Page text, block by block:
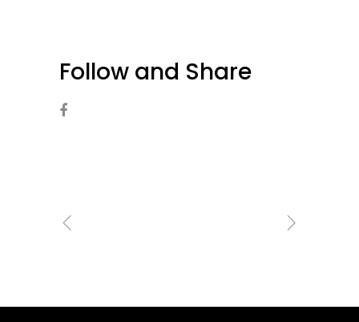
Follow and Share